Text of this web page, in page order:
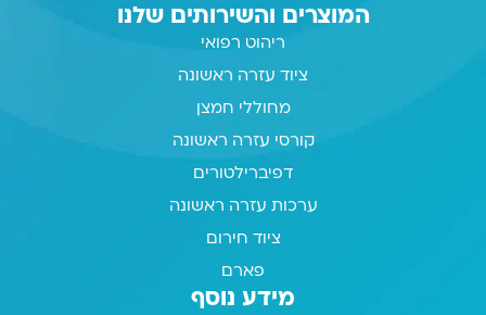
המוצרים והשירותים שלנו
ריהוט רפואי
ציוד עזרה ראשונה
מחוללי חמצן
קורסי עזרה ראשונה
דפיברילטורים
ערכות עזרה ראשונה
ציוד חירום
פארם
מידע נוסף